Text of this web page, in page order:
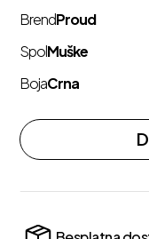
BrendProud
SpolMuške
BojaCrna